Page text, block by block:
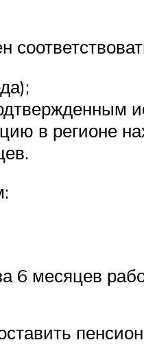
в регионе
6 месяцев